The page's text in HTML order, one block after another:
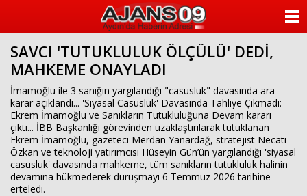
SAVCI 'TUTUKLULUK ÖLÇÜLÜ' DEDİ,
MAHKEME ONAYLADI
İmamoğlu ile 3 sanığın yargılandığı "casusluk" davasında ara
karar açıklandı... 'Siyasal Casusluk' Davasında Tahliye Çıkmadı:
Ekrem İmamoğlu ve Sanıkların Tutukluluğuna Devam kararı
çıktı... İBB Başkanlığı görevinden uzaklaştırılarak tutuklanan
Ekrem İmamoğlu, gazeteci Merdan Yanardağ, stratejist Necati
Özkan ve teknoloji yatırımcısı Hüseyin Gün’ün yargılandığı 'siyasal
casusluk' davasında mahkeme, tüm sanıkların tutukluluk halinin
devamına hükmederek duruşmayı 6 Temmuz 2026 tarihine
erteledi.
KATEGORİLER
ANKETLER
FOTO GALERİ
VİDEO GALERİ